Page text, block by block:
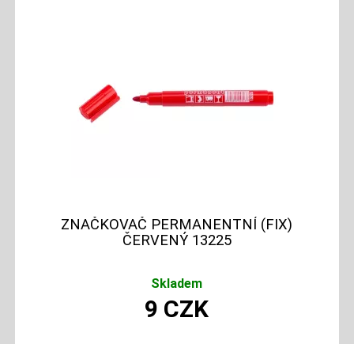
ZNAČKOVAČ PERMANENTNÍ (FIX)
ČERVENÝ 13225
Skladem
9 CZK